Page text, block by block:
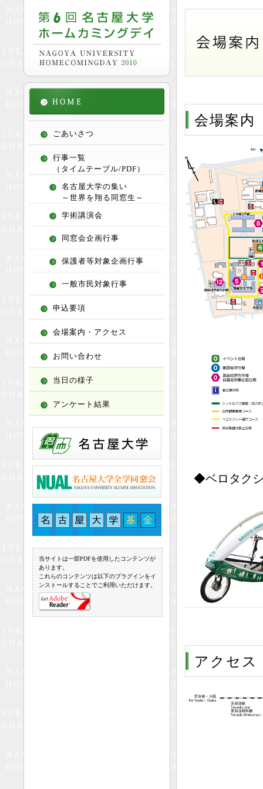
ごあいさつ
行事一覧
（タイムテーブル/PDF）
名古屋大学の集い
～世界を翔る同窓生～
学術講演会
同窓会企画行事
保護者等対象企画行事
一般市民対象行事
申込要項
会場案内・アクセス
お問い合わせ
当日の様子
アンケート結果
当サイトは一部PDFを使用したコンテンツが
あります。
これらのコンテンツは以下のプラグインをイ
ンストールすることでご利用いただけます。
会場案内
◆ベロタク
アクセス